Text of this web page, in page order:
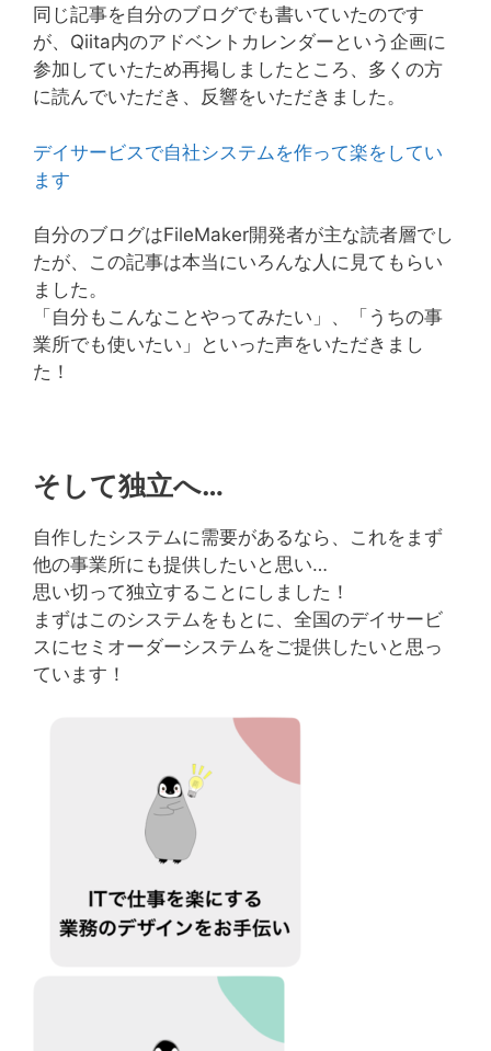
同じ記事を自分のブログでも書いていたのです
が、Qiita内のアドベントカレンダーという企画に
参加していたため再掲しましたところ、多くの方
に読んでいただき、反響をいただきました。
デイサービスで自社システムを作って楽をしてい
ます
自分のブログはFileMaker開発者が主な読者層でし
たが、この記事は本当にいろんな人に見てもらい
ました。
「自分もこんなことやってみたい」、「うちの事
業所でも使いたい」といった声をいただきまし
た！
そして独立へ…
自作したシステムに需要があるなら、これをまず
他の事業所にも提供したいと思い…
思い切って独立することにしました！
まずはこのシステムをもとに、全国のデイサービ
スにセミオーダーシステムをご提供したいと思っ
ています！